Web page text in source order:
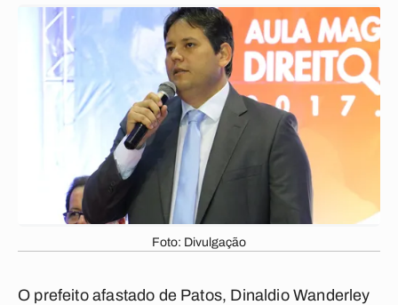
Foto: Divulgação
O prefeito afastado de Patos, Dinaldio Wanderley